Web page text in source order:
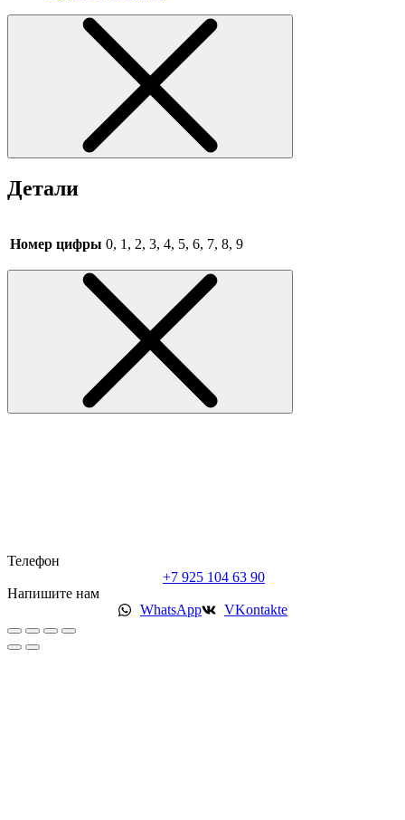
Детали
Номер цифры 0, 1, 2, 3, 4, 5, 6, 7, 8, 9
Телефон
+7 925 104 63 90
Напишите нам
WhatsApp
VKontakte